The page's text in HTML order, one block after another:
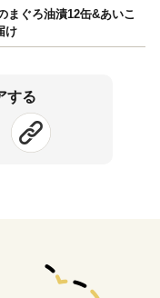
まぐろ油漬12缶&あいこ
け
する